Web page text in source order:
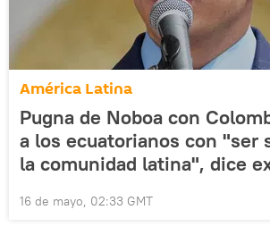
América Latina
Pugna de Noboa con
a los ecuatorianos con "ser
la comunidad latina", dice
16 de mayo, 02:33 GMT